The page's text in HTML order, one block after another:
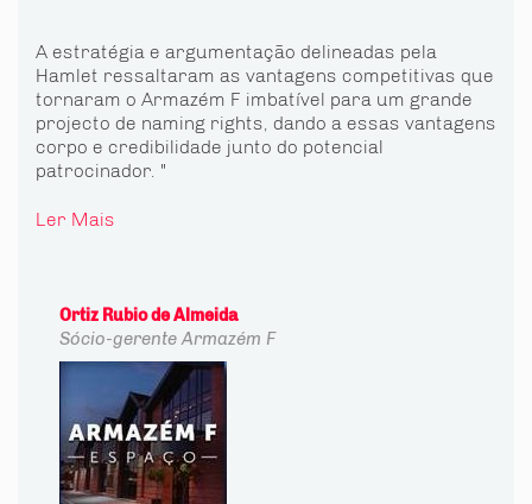
A estratégia e argumentação delineadas pela
Hamlet ressaltaram as vantagens competitivas que
tornaram o Armazém F imbatível para um grande
projecto de naming rights, dando a essas vantagens
corpo e credibilidade junto do potencial
patrocinador. "
Ler Mais
Ortiz Rubio de Almeida
Sócio-gerente Armazém F